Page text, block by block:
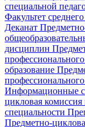
специальной
Факультет
Деканат
дисциплин
образование
Информационные
цикловая
специальности
Предметно-